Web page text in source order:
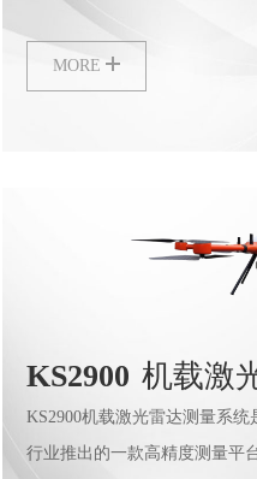
据要求。
MORE
KS2900 机载激
KS2900机载激光雷达测量系
行业推出的一款高精度测量平